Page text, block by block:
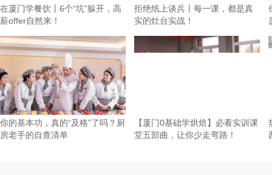
在厦门学餐饮丨6个“坑”躲开，高
薪offer自然来！
拒绝纸上谈兵丨每一课，都是真
实的灶台实战！
你的基本功，真的“及格”了吗？厨
房老手的自查清单
【厦门0基础学烘焙】必看实训课
堂五部曲，让你少走弯路！